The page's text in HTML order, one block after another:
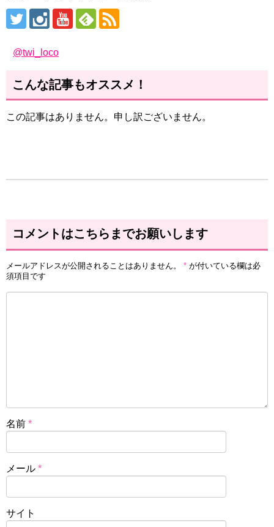
@twi_loco
こんな記事もオススメ！
この記事はありません。申し訳ございません。
コメントはこちらまでお願いします
メールアドレスが公開されることはありません。 * が付いている欄は必
須項目です
名前 *
メール *
サイト